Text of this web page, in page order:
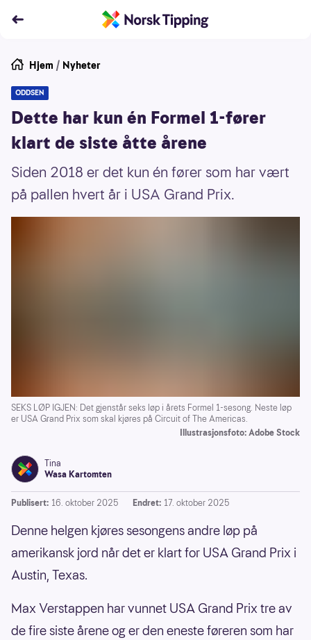
Hjem / Nyheter
ODDSEN
Dette har kun én Formel 1-fører
klart de siste åtte årene
Siden 2018 er det kun én fører som har vært
på pallen hvert år i USA Grand Prix.
SEKS LØP IGJEN: Det gjenstår seks løp i årets Formel 1-sesong. Neste løp
er USA Grand Prix som skal kjøres på Circuit of The Americas.
Illustrasjonsfoto: Adobe Stock
Tina
Wasa Kartomten
Publisert: 16. oktober 2025 Endret: 17. oktober 2025
Denne helgen kjøres sesongens andre løp på
amerikansk jord når det er klart for USA Grand Prix i
Austin, Texas.
Max Verstappen har vunnet USA Grand Prix tre av
de fire siste årene og er den eneste føreren som har